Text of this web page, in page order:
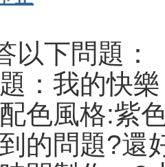
以下問題：
：我的快
色風格:紫
的問題?還